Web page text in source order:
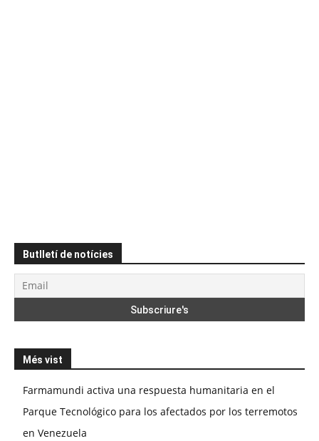
Butlletí de notícies
Més vist
Farmamundi activa una respuesta humanitaria en el
Parque Tecnológico para los afectados por los terremotos
en Venezuela